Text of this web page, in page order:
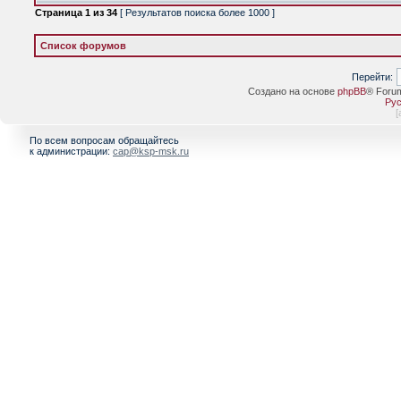
Страница 1 из 34 [ Результатов поиска более 1000 ]
Список форумов
Перейти:
Создано на основе phpBB®
[
По всем вопросам обращайтесь
к администрации: cap@ksp-msk.ru